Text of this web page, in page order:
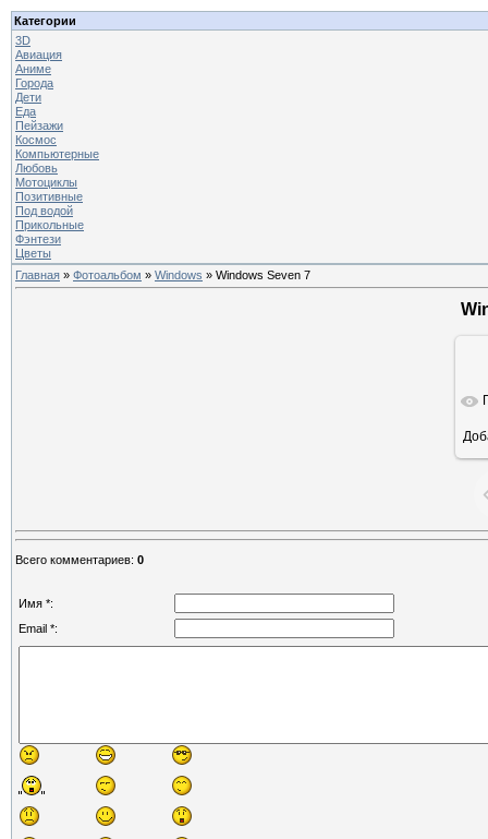
Категории
3D
Авиация
Аниме
Города
Дети
Еда
Пейзажи
Космос
Компьютерные
Любовь
Мотоциклы
Позитивные
Под водой
Прикольные
Фэнтези
Цветы
Главная » Фотоальбом » Windows » Windows Seven 7
Всего комментариев: 0
Имя *:
Email *: